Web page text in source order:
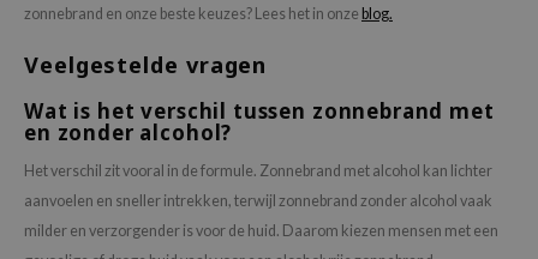
zonnebrand en onze beste keuzes? Lees het in onze blog.
Veelgestelde vragen
Wat is het verschil tussen zonnebrand met
en zonder alcohol?
Het verschil zit vooral in de formule. Zonnebrand met alcohol kan lichter
aanvoelen en sneller intrekken, terwijl zonnebrand zonder alcohol vaak
milder en verzorgender is voor de huid. Daarom kiezen mensen met een